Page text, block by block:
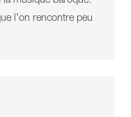
l’on rencontre peu